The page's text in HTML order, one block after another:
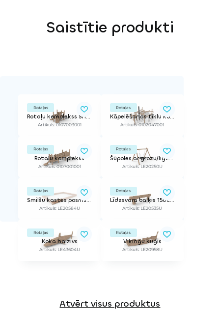
Saistītie produkti
Rotaļas
Rotaļu komplekss SHIPY 950
Artikuls: 0107003001
Rotaļas
Kāpelēšanas tīklu komplekss - Mini
Artikuls: 0102047001
Rotaļas
Rotaļu komplekss
Artikuls: 0107001001
Rotaļas
Šūpoles ar grozu/ligzdu
Artikuls: LE20250U
Rotaļas
Smilšu kastes posms, tips 4 (2m)
Artikuls: LE20584U
Rotaļas
Līdzsvara baļķis 150cm
Artikuls: LE20535U
Rotaļas
Koka haizivs
Artikuls: LE43604U
Rotaļas
Vikingu kuģis
Artikuls: LE20958U
Atvērt visus produktus